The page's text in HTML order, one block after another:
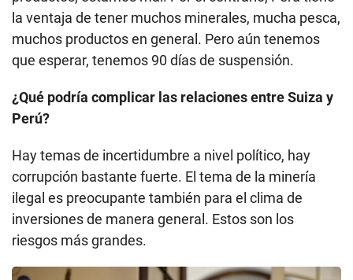
la ventaja de tener muchos minerales, mucha pesca,
muchos productos en general. Pero aún tenemos
que esperar, tenemos 90 días de suspensión.
¿Qué podría complicar las relaciones entre Suiza y
Perú?
Hay temas de incertidumbre a nivel político, hay
corrupción bastante fuerte. El tema de la minería
ilegal es preocupante también para el clima de
inversiones de manera general. Estos son los
riesgos más grandes.